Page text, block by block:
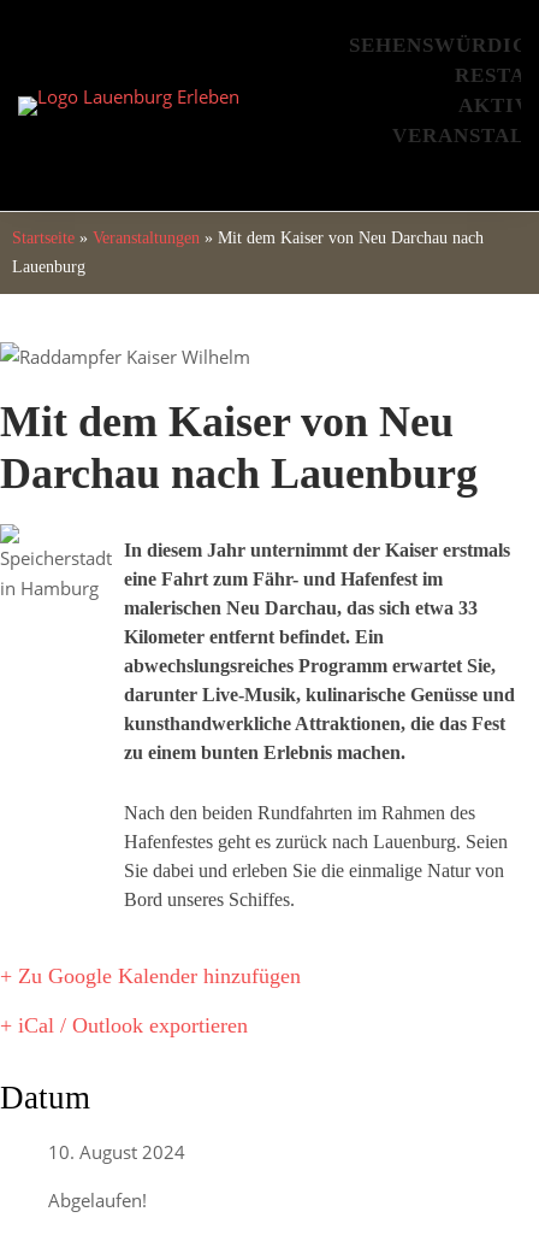
Startseite » Veranstaltungen » Mit dem Kaiser von Neu Darchau nach
Lauenburg
Mit dem Kaiser von Neu
Darchau nach Lauenburg
In diesem Jahr unternimmt der Kaiser erstmals
eine Fahrt zum Fähr- und Hafenfest im
malerischen Neu Darchau, das sich etwa 33
Kilometer entfernt befindet. Ein
abwechslungsreiches Programm erwartet Sie,
darunter Live-Musik, kulinarische Genüsse und
kunsthandwerkliche Attraktionen, die das Fest
zu einem bunten Erlebnis machen.
Nach den beiden Rundfahrten im Rahmen des
Hafenfestes geht es zurück nach Lauenburg. Seien
Sie dabei und erleben Sie die einmalige Natur von
Bord unseres Schiffes.
+ Zu Google Kalender hinzufügen
+ iCal / Outlook exportieren
Datum
10. August 2024
Abgelaufen!